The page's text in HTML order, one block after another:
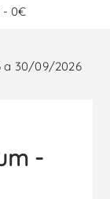
- 0€
a 30/09/2026
-